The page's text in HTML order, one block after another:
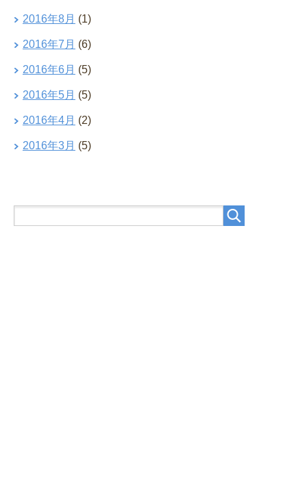
2016年8月 (1)
2016年7月 (6)
2016年6月 (5)
2016年5月 (5)
2016年4月 (2)
2016年3月 (5)